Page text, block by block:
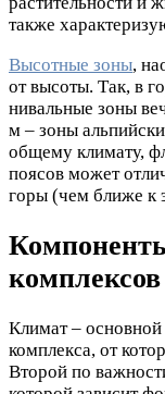
также
Высотные зоны,
от высоты. Так, в
нивальные зоны
м – зоны
общему климату,
поясов может
горы (чем ближе к
комплексов
Климат –
комплекса, от
Второй по